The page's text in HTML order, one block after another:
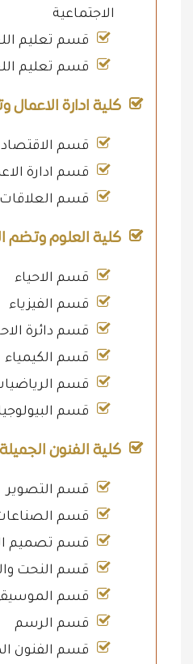
الاجتماعية
قسم تعليم
قسم تعليم
كلية ادارة
قسم الاقتصاد
قسم ادارة
قسم العلاقات
كلية العلوم وتضم
قسم الاحياء
قسم الفيزياء
قسم دائرة
قسم الكيمياء
قسم
قسم
كلية الفنون
قسم التصوير
قسم الصناعات
قسم تصميم
قسم النحت
قسم
قسم الرسم
قسم الفنون